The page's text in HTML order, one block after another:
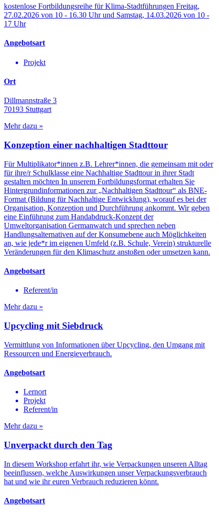
kostenlose Fortbildungsreihe für Klima-Stadtführungen Freitag,
27.02.2026 von 10 - 16.30 Uhr und Samstag, 14.03.2026 von 10 -
17 Uhr
Angebotsart
Projekt
Ort
Dillmannstraße 3
70193 Stuttgart
Mehr dazu »
Konzeption einer nachhaltigen Stadttour
Für Multiplikator*innen z.B. Lehrer*innen, die gemeinsam mit oder
für ihre/r Schulklasse eine Nachhaltige Stadttour in ihrer Stadt
gestalten möchten In unserem Fortbildungsformat erhalten Sie
Hintergrundinformationen zur „Nachhaltigen Stadttour“ als BNE-
Format (Bildung für Nachhaltige Entwicklung), worauf es bei der
Organisation, Konzeption und Durchführung ankommt. Wir geben
eine Einführung zum Handabdruck-Konzept der
Umweltorganisation Germanwatch und sprechen neben
Handlungsalternativen auf der Konsumebene auch Möglichkeiten
an, wie jede*r im eigenen Umfeld (z.B. Schule, Verein) strukturelle
Veränderungen für den Klimaschutz anstoßen oder umsetzen kann.
Angebotsart
Referent/in
Mehr dazu »
Upcycling mit Siebdruck
Vermittlung von Informationen über Upcycling, den Umgang mit
Ressourcen und Energieverbrauch.
Angebotsart
Lernort
Projekt
Referent/in
Mehr dazu »
Unverpackt durch den Tag
In diesem Workshop erfahrt ihr, wie Verpackungen unseren Alltag
beeinflussen, welche Auswirkungen unser Verpackungsverbrauch
hat und wie ihr euren Verbrauch reduzieren könnt.
Angebotsart